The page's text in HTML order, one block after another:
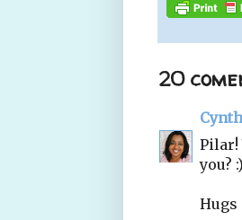
20
Pilar!
you? :)
Hugs